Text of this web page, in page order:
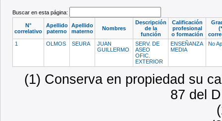
Buscar en esta página:
N°
correlativo
Apellido
paterno
Apellido
materno
Nombres
Descripción
de la
función
Calificación
profesional
o formación
1
OLMOS SEURA
JUAN
GUILLERMO
SERV. DE
ASEO
OFIC.
EXTERIOR
ENSEÑANZA
MEDIA
No
(1) Conserva en propiedad su
87 del